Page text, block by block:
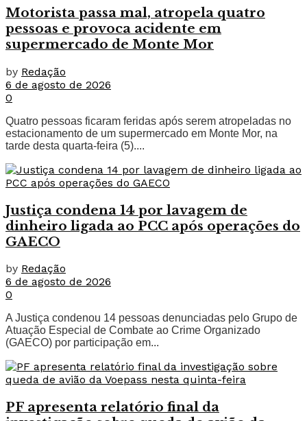
Motorista passa mal, atropela quatro
pessoas e provoca acidente em
supermercado de Monte Mor
by Redação
6 de agosto de 2026
0
Quatro pessoas ficaram feridas após serem atropeladas no
estacionamento de um supermercado em Monte Mor, na
tarde desta quarta-feira (5)....
Justiça condena 14 por lavagem de
dinheiro ligada ao PCC após operações do
GAECO
by Redação
6 de agosto de 2026
0
A Justiça condenou 14 pessoas denunciadas pelo Grupo de
Atuação Especial de Combate ao Crime Organizado
(GAECO) por participação em...
PF apresenta relatório final da